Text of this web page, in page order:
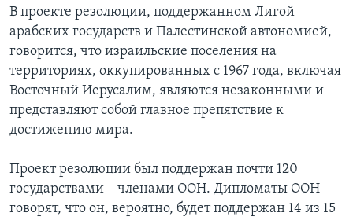
В проекте резолюции, поддержанном Лигой
арабских государств и Палестинской автономией,
говорится, что израильские поселения на
территориях, оккупированных с 1967 года, включая
Восточный Иерусалим, являются незаконными и
представляют собой главное препятствие к
достижению мира.
Проект резолюции был поддержан почти 120
государствами – членами ООН. Дипломаты ООН
говорят, что он, вероятно, будет поддержан 14 из 15